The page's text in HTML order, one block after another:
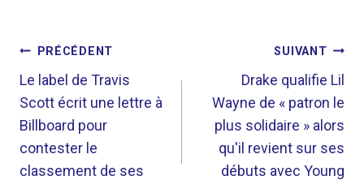
NAVIGATION
DE
L’ARTICLE
PRÉCÉDENT
Le label de Travis
Scott écrit une lettre à
Billboard pour
contester le
classement de ses
SUIVANT
Drake qualifie Lil
Wayne de « patron le
plus solidaire » alors
qu'il revient sur ses
débuts avec Young